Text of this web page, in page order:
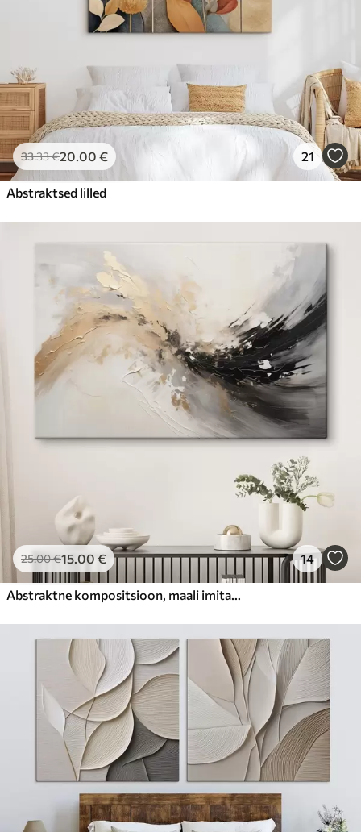
33.33€20.00 € 21
Abstraktsed lilled
25.00€15.00 € 14
Abstraktne kompositsioon, maali imitatsioon